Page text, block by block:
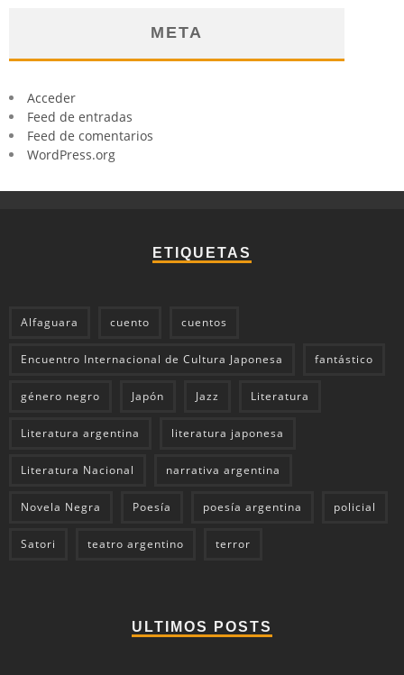
META
Acceder
Feed de entradas
Feed de comentarios
WordPress.org
ETIQUETAS
Alfaguara cuento cuentos
Encuentro Internacional de Cultura Japonesa fantástico
género negro Japón Jazz Literatura
Literatura argentina literatura japonesa
Literatura Nacional narrativa argentina
Novela Negra Poesía poesía argentina policial
Satori teatro argentino terror
ULTIMOS POSTS